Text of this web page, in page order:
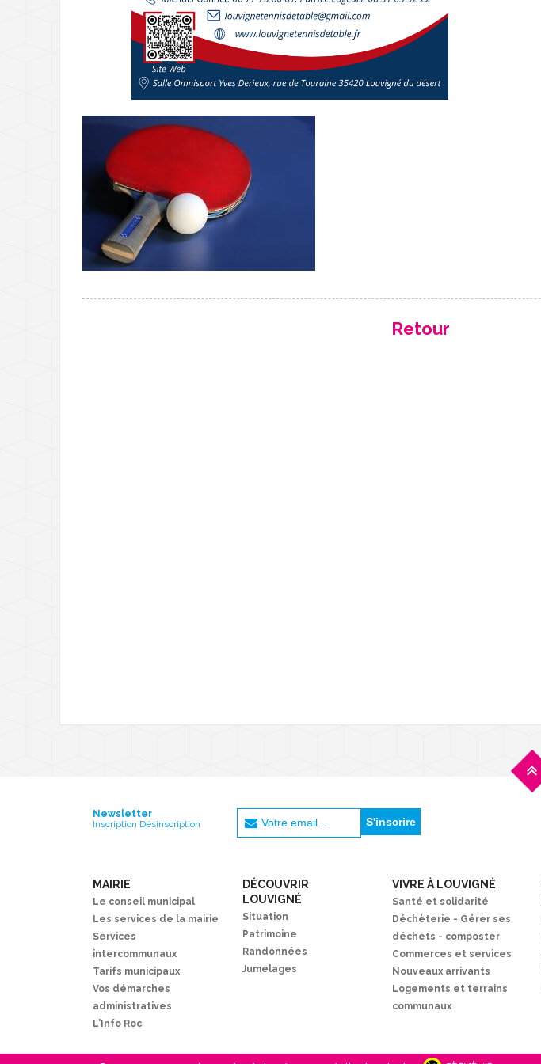
Retour
Newsletter
Inscription Désinscription
MAIRIE
Le conseil municipal
Les services de la mairie
Services
intercommunaux
Tarifs municipaux
Vos démarches
administratives
L'Info Roc
DÉCOUVRIR
LOUVIGNÉ
Situation
Patrimoine
Randonnées
Jumelages
VIVRE À LOUVIGNÉ
Santé et solidarité
Déchèterie - Gérer ses
déchets - composter
Commerces et services
Nouveaux arrivants
Logements et terrains
communaux